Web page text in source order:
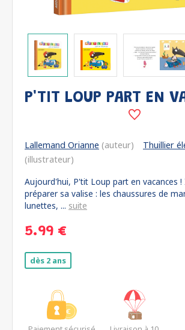
P'TIT LOUP PART EN
Lallemand Orianne (auteur)
Thuillier
(illustrateur)
Aujourd'hui, P'tit Loup part en vacances
préparer sa valise : les chaussures de
lunettes, ... suite
5.99 €
dès 2 ans